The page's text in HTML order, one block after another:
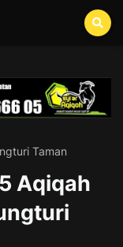
Taman
Aqiqah